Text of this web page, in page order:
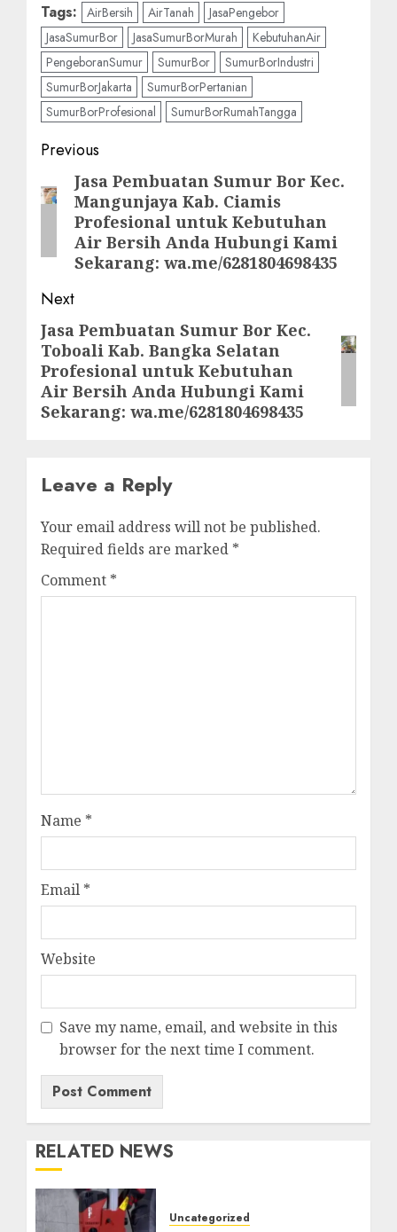
Tags: AirBersih AirTanah
JasaPengebor
JasaSumurBor
JasaSumurBorMurah
KebutuhanAir
PengeboranSumur
SumurBor
SumurBorIndustri
SumurBorJakarta
SumurBorPertanian
SumurBorProfesional
SumurBorRumahTangga
Post
navigation
Previous
Previous
post:
Jasa Pembuatan Sumur Bor Kec.
Mangunjaya Kab. Ciamis
Profesional untuk Kebutuhan
Air Bersih Anda Hubungi Kami
Sekarang: wa.me/6281804698435
Next
Next
post:
Jasa Pembuatan Sumur Bor Kec.
Toboali Kab. Bangka Selatan
Profesional untuk Kebutuhan
Air Bersih Anda Hubungi Kami
Sekarang: wa.me/6281804698435
Leave a Reply
Your email address will not be published.
Required fields are marked *
Comment *
Name *
Email *
Website
Save my name, email, and website in this
browser for the next time I comment.
RELATED NEWS
Uncategorized